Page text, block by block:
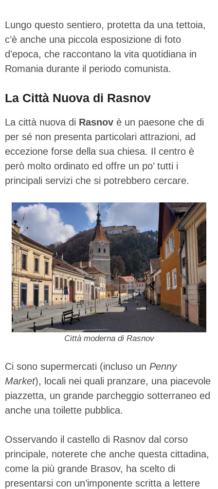
Lungo questo sentiero, protetta da una tettoia,
c’è anche una piccola esposizione di foto
d’epoca, che raccontano la vita quotidiana in
Romania durante il periodo comunista.
La Città Nuova di Rasnov
La città nuova di Rasnov è un paesone che di
per sé non presenta particolari attrazioni, ad
eccezione forse della sua chiesa. Il centro è
però molto ordinato ed offre un po’ tutti i
principali servizi che si potrebbero cercare.
Città moderna di Rasnov
Ci sono supermercati (incluso un Penny
Market), locali nei quali pranzare, una piacevole
piazzetta, un grande parcheggio sotterraneo ed
anche una toilette pubblica.
Osservando il castello di Rasnov dal corso
principale, noterete che anche questa cittadina,
come la più grande Brasov, ha scelto di
presentarsi con un’imponente scritta a lettere